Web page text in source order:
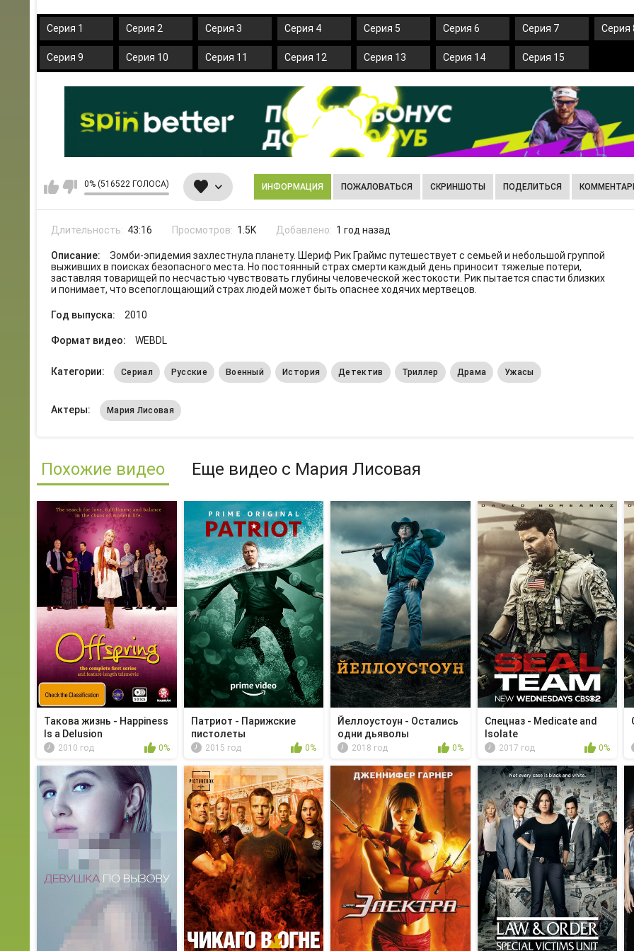
Серия 1 Серия 2 Серия 3 Серия 4 Серия 5 Серия 6 Серия 7 Серия
Серия 9 Серия 10 Серия 11 Серия 12 Серия 13 Серия 14 Серия 15
0% (516522 ГОЛОСА) ИНФОРМАЦИЯ ПОЖАЛОВАТЬСЯ СКРИНШОТЫ ПОДЕЛИТЬСЯ
Длительность: 43:16 Просмотров: 1.5K Добавлено: 1 год назад
Описание:
Зомби-эпидемия захлестнула планету. Шериф Рик Граймс путешествует с семьей и небольшой группой
выживших в поисках безопасного места. Но постоянный страх смерти каждый день приносит тяжелые потери,
заставляя товарищей по несчастью чувствовать глубины человеческой жестокости. Рик пытается спасти близких
и понимает, что всепоглощающий страх людей может быть опаснее ходячих мертвецов.
Год выпуска: 2010
Формат видео: WEBDL
Категории: Сериал Русские Военный История Детектив Триллер Драма Ужасы
Актеры: Мария Лисовая
Похожие видео Еще видео с Мария Лисовая
Такова жизнь - Happiness
Is a Delusion
2010 год 0%
Патриот - Парижские
пистолеты
2015 год 0%
Йеллоустоун - Остались
одни дьяволы
2018 год 0%
Спецназ - Medicate and
Isolate
2017 год 0%